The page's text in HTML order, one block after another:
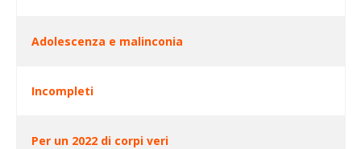
Adolescenza e malinconia
Incompleti
Per un 2022 di corpi veri